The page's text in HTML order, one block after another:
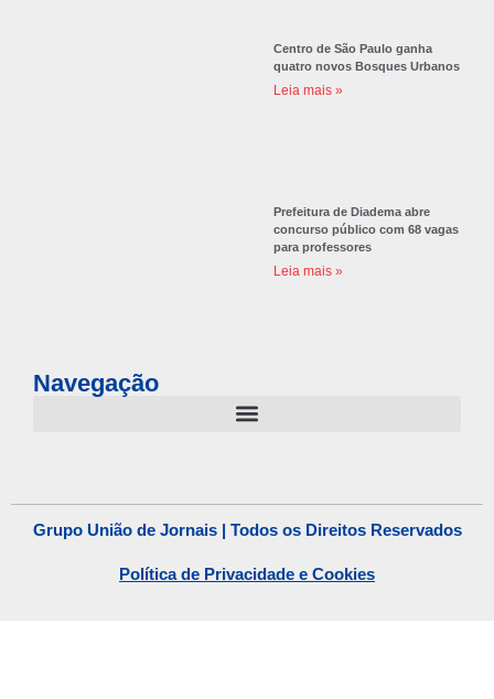
Centro de São Paulo ganha
quatro novos Bosques Urbanos
Leia mais »
Prefeitura de Diadema abre
concurso público com 68 vagas
para professores
Leia mais »
Navegação
Grupo União de Jornais | Todos os Direitos Reservados
Política de Privacidade e Cookies